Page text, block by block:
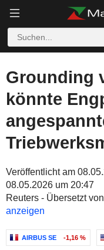
Grounding
könnte
Veröffentlicht am
08.05.2026 um 20:47
Reuters - Übersetzt
anzeigen
AIRBUS SE -1,16 %